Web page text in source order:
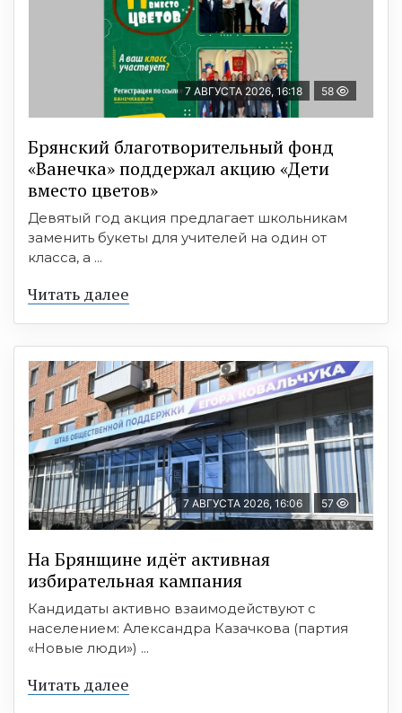
7 АВГУСТА 2026, 16:18 58
Брянский благотворительный фонд
«Ванечка» поддержал акцию «Дети
вместо цветов»
Девятый год акция предлагает школьникам
заменить букеты для учителей на один от
класса, а ...
Читать далее
7 АВГУСТА 2026, 16:06 57
На Брянщине идёт активная
избирательная кампания
Кандидаты активно взаимодействуют с
населением: Александра Казачкова (партия
«Новые люди») ...
Читать далее